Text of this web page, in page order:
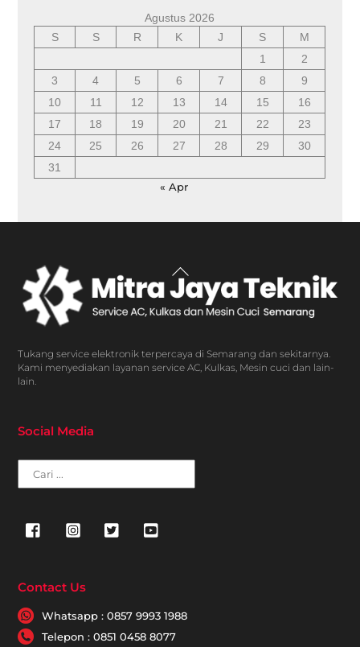
Agustus 2026
S
S R K J S
M
1
2
3
4 5 6 7 8
9
10
11 12 13 14 15
16
17
18 19 20 21 22
23
24
25 26 27 28 29
30
31
« Apr
Back
To
Top
Tukang service elektronik terpercaya di Semarang dan sekitarnya.
Kami menyediakan layanan service AC, Kulkas, Mesin cuci dan lain-
lain.
Social Media
Contact Us
Whatsapp : 0857 9993 1988
Telepon : 0851 0458 8077